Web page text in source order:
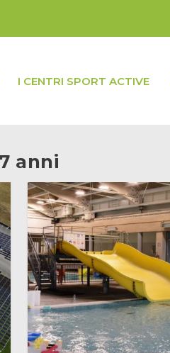
I CENTRI SPORT ACTIVE
anni